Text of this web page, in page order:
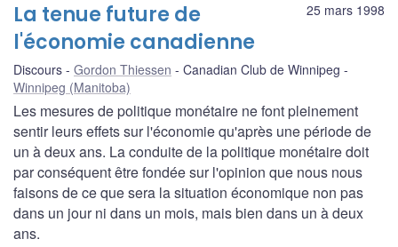
25 mars 1998
La tenue future de
l'économie canadienne
Discours Gordon Thiessen
Canadian Club de Winnipeg
Winnipeg (Manitoba)
Les mesures de politique monétaire ne font pleinement
sentir leurs effets sur l'économie qu'après une période de
un à deux ans. La conduite de la politique monétaire doit
par conséquent être fondée sur l'opinion que nous nous
faisons de ce que sera la situation économique non pas
dans un jour ni dans un mois, mais bien dans un à deux
ans.